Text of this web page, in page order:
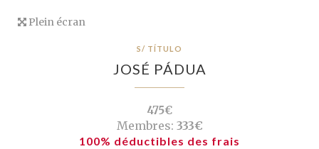
Plein écran
S/ TÍTULO
JOSÉ PÁDUA
475€
Membres: 333€
100% déductibles des frais